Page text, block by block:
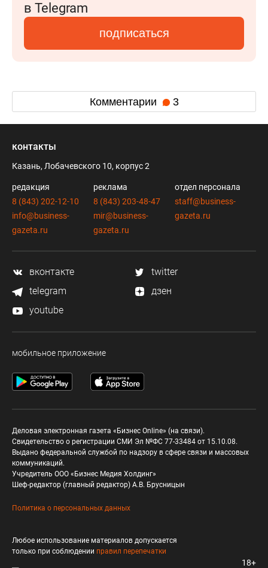
в Telegram
подписаться
Комментарии 3
контакты
Казань, Лобачевского 10, корпус 2
редакция
8 (843) 202-12-10
info@business-
gazeta.ru
реклама
8 (843) 203-48-47
mir@business-
gazeta.ru
отдел персонала
staff@business-
gazeta.ru
вконтакте
twitter
telegram
дзен
youtube
мобильное приложение
Деловая электронная газета «Бизнес Online» (на связи).
Свидетельство о регистрации СМИ Эл №ФС 77-33484 от 15.10.08.
Выдано федеральной службой по надзору в сфере связи и массовых
коммуникаций.
Учредитель ООО «Бизнес Медия Холдинг»
Шеф-редактор (главный редактор) А.В. Брусницын
Политика о персональных данных
Любое использование материалов допускается
только при соблюдении правил перепечатки
18+